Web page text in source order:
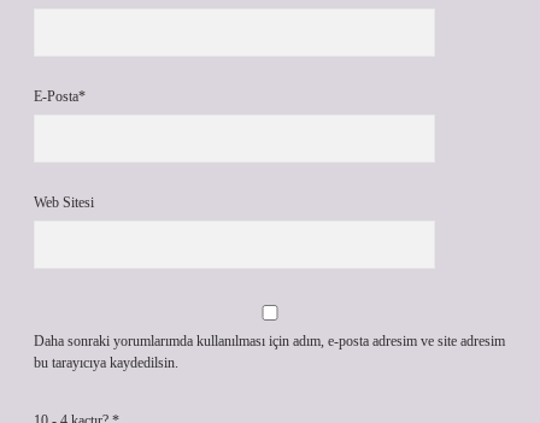
E-Posta*
Web Sitesi
Daha sonraki yorumlarımda kullanılması için adım, e-posta adresim ve site adresim
bu tarayıcıya kaydedilsin.